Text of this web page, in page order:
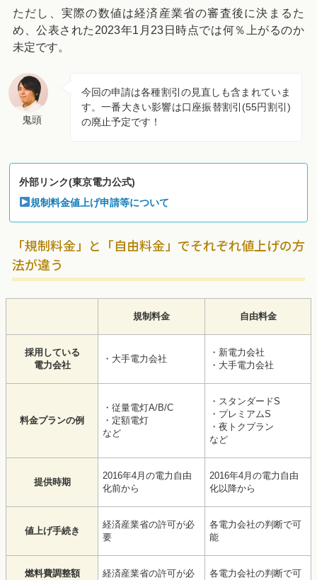
ただし、実際の数値は経済産業省の審査後に決まるた
め、公表された2023年1月23日時点では何％上がるのか
未定です。
鬼頭
今回の申請は各種割引の見直しも含まれていま
す。一番大きい影響は口座振替割引(55円割引)
の廃止予定です！
外部リンク(東京電力公式)
規制料金値上げ申請等について
「規制料金」と「自由料金」でそれぞれ値上げの方
法が違う
規制料金 自由料金
採用している
電力会社
・大手電力会社
・新電力会社
・大手電力会社
料金プランの例
・従量電灯A/B/C
・定額電灯
など
・スタンダードS
・プレミアムS
・夜トクプラン
など
提供時期
2016年4月の電力自由
化前から
2016年4月の電力自由
化以降から
値上げ手続き
経済産業省の許可が必
要
各電力会社の判断で可
能
燃料費調整額
経済産業省の許可が必
各電力会社の判断で可